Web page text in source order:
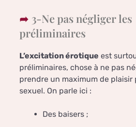
3-Ne pas négliger les
préliminaires
L’excitation érotique est
préliminaires, chose à ne pas
prendre un maximum de plaisir
sexuel. On parle ici :
Des baisers ;